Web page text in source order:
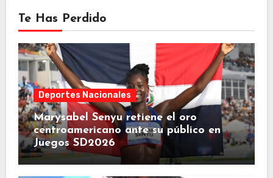
Te Has Perdido
Deportes Nacionales
Marysabel Senyu retiene el oro
centroamericano ante su público en
Juegos SD2026